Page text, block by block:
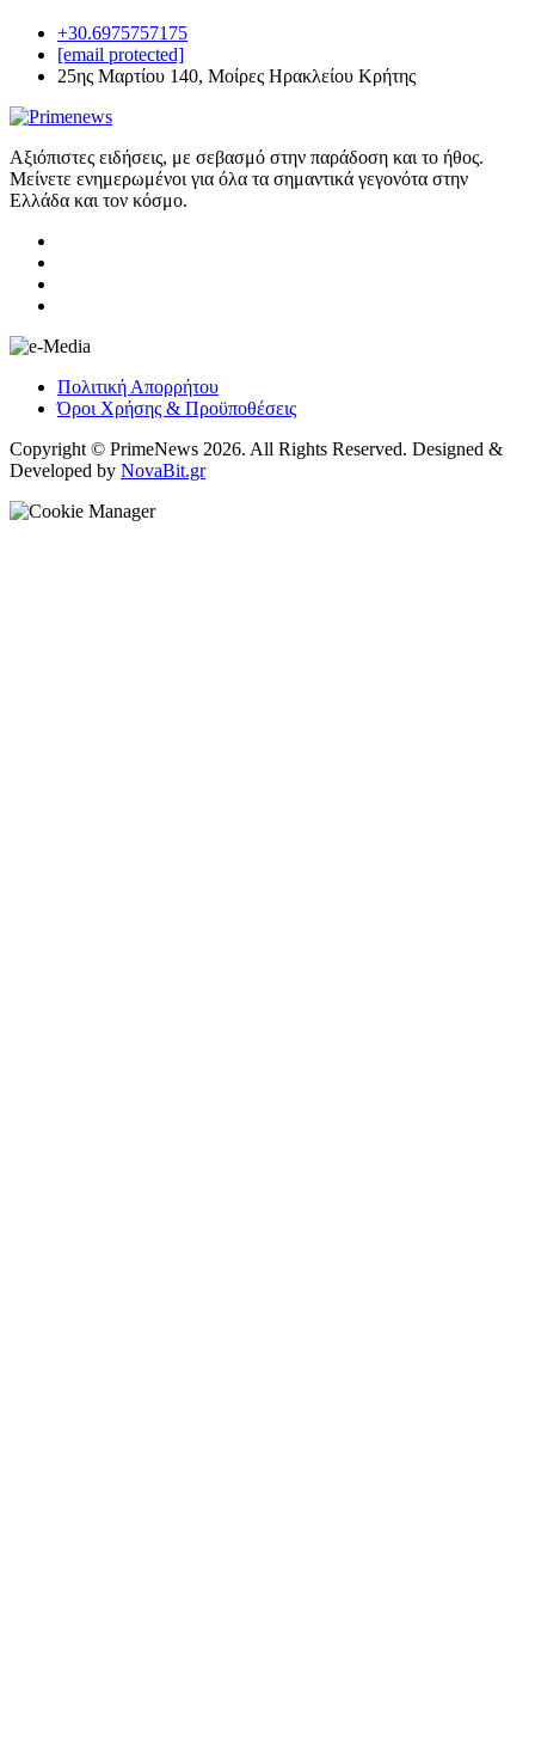
+30.6975757175
[email protected]
25ης Μαρτίου 140, Μοίρες Ηρακλείου Κρήτης
Αξιόπιστες ειδήσεις, με σεβασμό στην παράδοση και το ήθος.
Μείνετε ενημερωμένοι για όλα τα σημαντικά γεγονότα στην
Ελλάδα και τον κόσμο.
Πολιτική Απορρήτου
Όροι Χρήσης & Προϋποθέσεις
Copyright © PrimeNews 2026. All Rights Reserved. Designed &
Developed by NovaBit.gr